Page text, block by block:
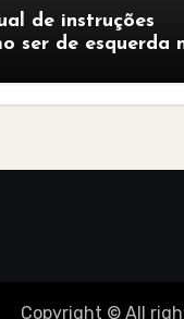
de instruções
ser de esquerda
Copyright © All